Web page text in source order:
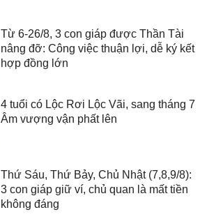
Từ 6-26/8, 3 con giáp được Thần Tài
nâng đỡ: Công việc thuận lợi, dễ ký kết
hợp đồng lớn
4 tuổi có Lộc Rơi Lộc Vãi, sang tháng 7
Âm vượng vận phất lên
Thứ Sáu, Thứ Bảy, Chủ Nhật (7,8,9/8):
3 con giáp giữ ví, chủ quan là mất tiền
không đáng